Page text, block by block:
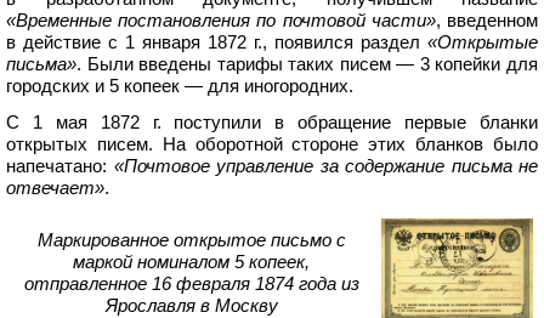
«Временные постановления по почтовой части», введенном
в действие с 1 января 1872 г., появился раздел «Открытые
письма». Были введены тарифы таких писем — 3 копейки для
городских и 5 копеек — для иногородних.
С 1 мая 1872 г. поступили в обращение первые бланки
открытых писем. На оборотной стороне этих бланков было
напечатано: «Почтовое управление за содержание письма не
отвечает».
Маркированное открытое письмо с
маркой номиналом 5 копеек,
отправленное 16 февраля 1874 года из
Ярославля в Москву